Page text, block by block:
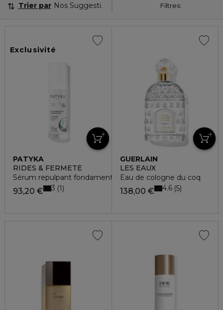
Filtres
Trier par Nos Suggestions
Exclusivité
PATYKA
RIDES & FERMETÉ
Sérum repulpant fondamental
93,20 € 3 1
GUERLAIN
LES EAUX
Eau de cologne du coq
138,00 € 4.6 5